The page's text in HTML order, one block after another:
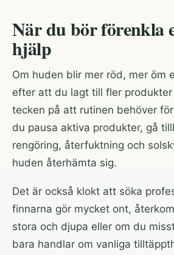
När du bör förenkla
hjälp
Om huden blir mer röd, mer öm
efter att du lagt till fler
tecken på att rutinen behöver
du pausa aktiva produkter, gå
rengöring, återfuktning och
huden återhämta sig.
Det är också klokt att söka
finnarna gör mycket ont,
stora och djupa eller om du
bara handlar om vanliga